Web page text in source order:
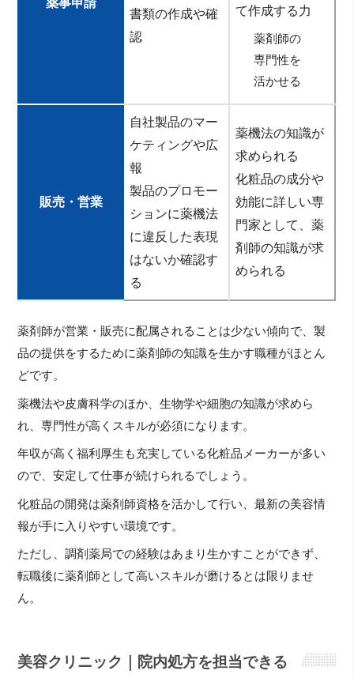
薬事申請
書類の作成や確
認
て作成する力
薬剤師の
専門性を
活かせる
販売・営業
自社製品のマー
ケティングや広
報
製品のプロモー
ションに薬機法
に違反した表現
はないか確認す
る
薬機法の知識が
求められる
化粧品の成分や
効能に詳しい専
門家として、薬
剤師の知識が求
められる
薬剤師が営業・販売に配属されることは少ない傾向で、製
品の提供をするために薬剤師の知識を生かす職種がほとん
どです。
薬機法や皮膚科学のほか、生物学や細胞の知識が求めら
れ、専門性が高くスキルが必須になります。
年収が高く福利厚生も充実している化粧品メーカーが多い
ので、安定して仕事が続けられるでしょう。
化粧品の開発は薬剤師資格を活かして行い、最新の美容情
報が手に入りやすい環境です。
ただし、調剤薬局での経験はあまり生かすことができず、
転職後に薬剤師として高いスキルが磨けるとは限りませ
ん。
美容クリニック｜院内処方を担当できる